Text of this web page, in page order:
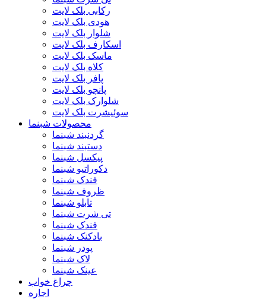
رکابی بلک لایت
هودی بلک لایت
شلوار بلک لایت
اسکارف بلک لایت
ماسک بلک لایت
کلاه بلک لایت
پافر بلک لایت
پانچو بلک لایت
شلوارک بلک لایت
سوئیشرت بلک لایت
محصولات شبنما
گردنبند شبنما
دستبند شبنما
پیکسل شبنما
دکوراتیو شبنما
فندک شبنما
ظروف شبنما
تابلو شبنما
تی شرت شبنما
فندک شبنما
بادکنک شبنما
پودر شبنما
لاک شبنما
عینک شبنما
چراغ خواب
اجاره